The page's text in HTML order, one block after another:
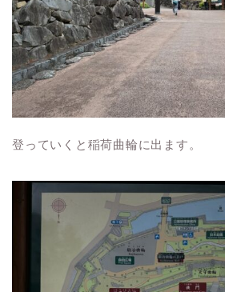
登っていくと稲荷曲輪に出ます。